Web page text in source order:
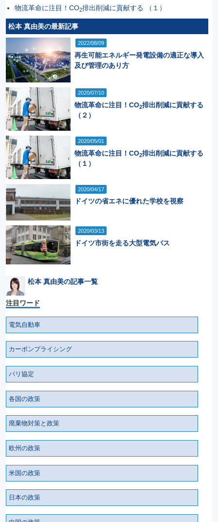
物流革命に注目！CO2排出削減に貢献する （１）
松本 真由美の最新記事
2022/08/09
再生可能エネルギー発電設備の適正な導入
及び管理のあり方
2020/07/10
物流革命に注目！CO2排出削減に貢献する
（２）
2020/05/01
物流革命に注目！CO2排出削減に貢献する
（１）
2020/04/17
ドイツの省エネに優れた学校を視察
2020/03/13
ドイツ市街を走る大型電気バス
松本 真由美の記事一覧
注目ワード
電気自動車
カーボンプライシング
パリ協定
各国の政策
廃棄物対策と政策
欧州の政策
米国の政策
日本の政策